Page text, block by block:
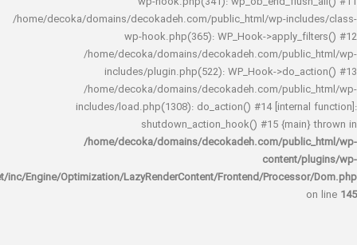
/home/decoka/domains/decokadeh.com/public_html/wp-
wp-hook.php(365): WP_Hook-
/home/decoka/domains/decokadeh.com/
includes/plugin.php(522): WP_Hook-
/home/decoka/domains/decokadeh.com/
includes/load.php(1308): do_action() #14
shutdown_action_hook() #15
/home/decoka/domains/decokadeh.com/
rocket/inc/Engine/Optimization/LazyRenderContent/Frontend/